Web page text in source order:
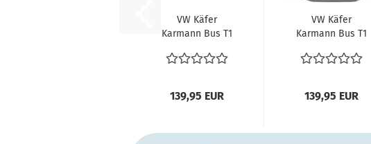
VW Käfer
Karmann Bus T1
Wärmetauscher
139,95 EUR
VW Käfer
Karmann Bus T1
Wärmetauscher
139,95 EUR